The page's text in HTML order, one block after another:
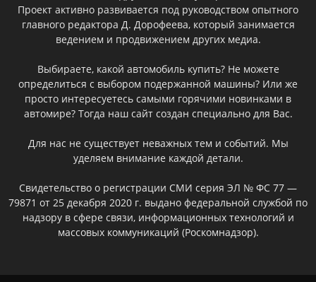
Проект активно развивается под руководством опытного
главного редактора Д. Дорофеева, который занимается
ведением и продвижением других медиа.
Выбираете, какой автомобиль купить? Не можете
определиться с выбором подержанной машины? Или же
просто интересуетесь самыми горячими новинками в
автомире? Тогда наш сайт создан специально для Вас.
Для нас не существует неважных тем и событий. Мы
уделяем внимание каждой детали.
Свидетельство о регистрации СМИ серия ЭЛ № ФС 77 —
79871 от 25 декабря 2020 г. выдано федеральной службой по
надзору в сфере связи, информационных технологий и
массовых коммуникаций (Роскомнадзор).